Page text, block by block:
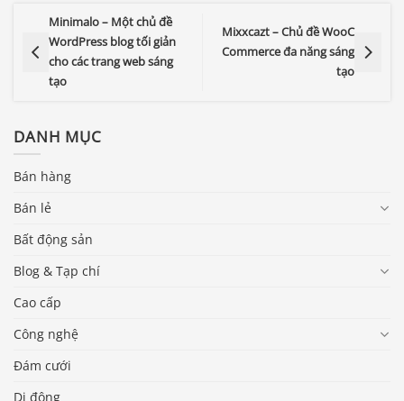
Minimalo – Một chủ đề
WordPress blog tối giản
cho các trang web sáng
tạo
Mixxcazt – Chủ đề WooC
Commerce đa năng sáng
tạo
DANH MỤC
Bán hàng
Bán lẻ
Bất động sản
Blog & Tạp chí
Cao cấp
Công nghệ
Đám cưới
Di động